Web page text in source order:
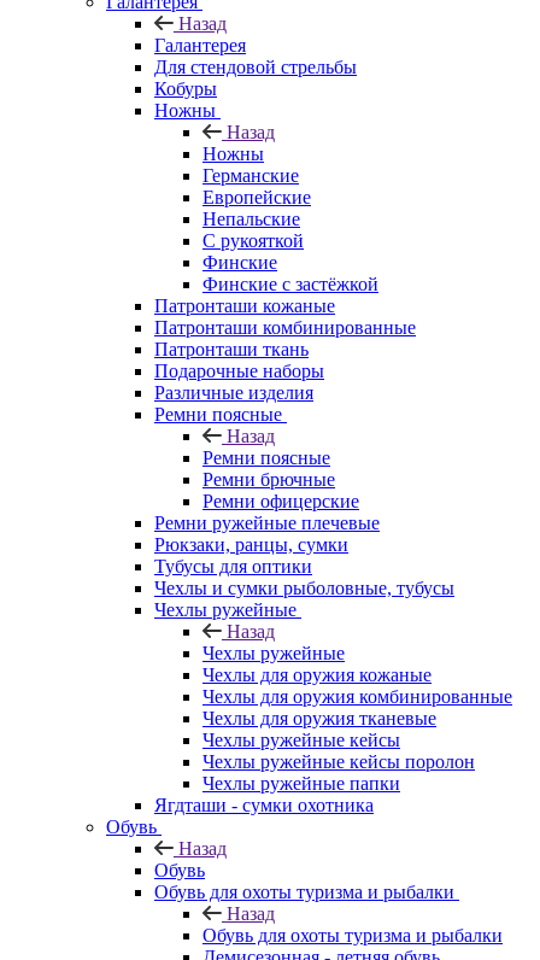
Назад
Галантерея
Для стендовой стрельбы
Кобуры
Ножны
Назад
Ножны
Германские
Европейские
Непальские
С рукояткой
Финские
Финские с застёжкой
Патронташи кожаные
Патронташи комбинированные
Патронташи ткань
Подарочные наборы
Различные изделия
Ремни поясные
Назад
Ремни поясные
Ремни брючные
Ремни офицерские
Ремни ружейные плечевые
Рюкзаки, ранцы, сумки
Тубусы для оптики
Чехлы и сумки рыболовные, тубусы
Чехлы ружейные
Назад
Чехлы ружейные
Чехлы для оружия кожаные
Чехлы для оружия комбинированные
Чехлы для оружия тканевые
Чехлы ружейные кейсы
Чехлы ружейные кейсы поролон
Чехлы ружейные папки
Ягдташи - сумки охотника
Обувь
Назад
Обувь
Обувь для охоты туризма и рыбалки
Назад
Обувь для охоты туризма и рыбалки